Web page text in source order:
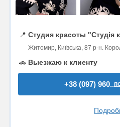
📍 Студия красоты "Студія
Житомир, Київська, 87 р-н.
🚗 Выезжаю к клиенту
+38 (097) 960..